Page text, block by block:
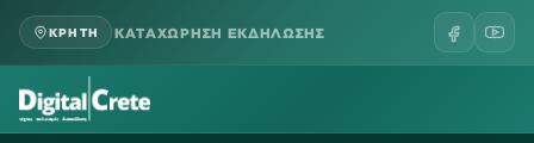
ΚΡΗΤΗ ΚΑΤΑΧΩΡΗΣΗ ΕΚΔΗΛΩΣΗΣ